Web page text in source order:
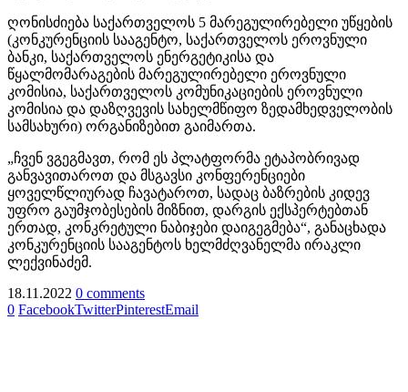
ღონისძიება საქართველოს 5 მარეგულირებელი უწყების
(კონკურენციის სააგენტო, საქართველოს ეროვნული
ბანკი, საქართველოს ენერგეტიკისა და
წყალმომარაგების მარეგულირებელი ეროვნული
კომისია, საქართველოს კომუნიკაციების ეროვნული
კომისია და დაზღვევის სახელმწიფო ზედამხედველობის
სამსახური) ორგანიზებით გაიმართა.
„ჩვენ ვგეგმავთ, რომ ეს პლატფორმა ეტაპობრივად
განვავითაროთ და მსგავსი კონფერენციები
ყოველწლიურად ჩავატაროთ, სადაც ბაზრების კიდევ
უფრო გაუმჯობესების მიზნით, დარგის ექსპერტებთან
ერთად, კონკრეტული ნაბიჯები დაიგეგმება“, განაცხადა
კონკურენციის სააგენტოს ხელმძღვანელმა ირაკლი
ლექვინაძემ.
18.11.2022 0 comments
0 FacebookTwitterPinterestEmail